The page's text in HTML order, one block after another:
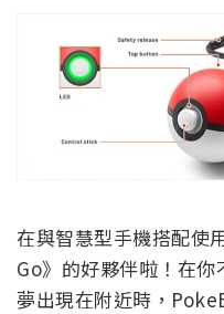
在與智慧型手機搭配使
Go》的好夥伴啦！在
夢出現在附近時，